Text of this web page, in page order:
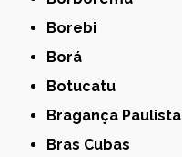
Borebi
Borá
Botucatu
Bragança Paulista
Bras Cubas